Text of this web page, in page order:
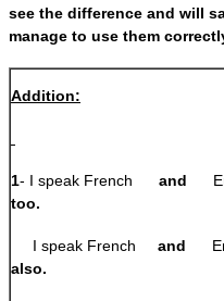
see the difference and will
manage to use them
Addition:
1- I speak French and
too.
I speak French and
also.